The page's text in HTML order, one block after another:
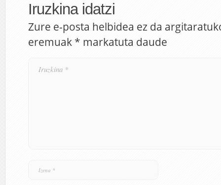
Iruzkina idatzi
Zure e-posta helbidea ez da
eremuak * markatuta daude